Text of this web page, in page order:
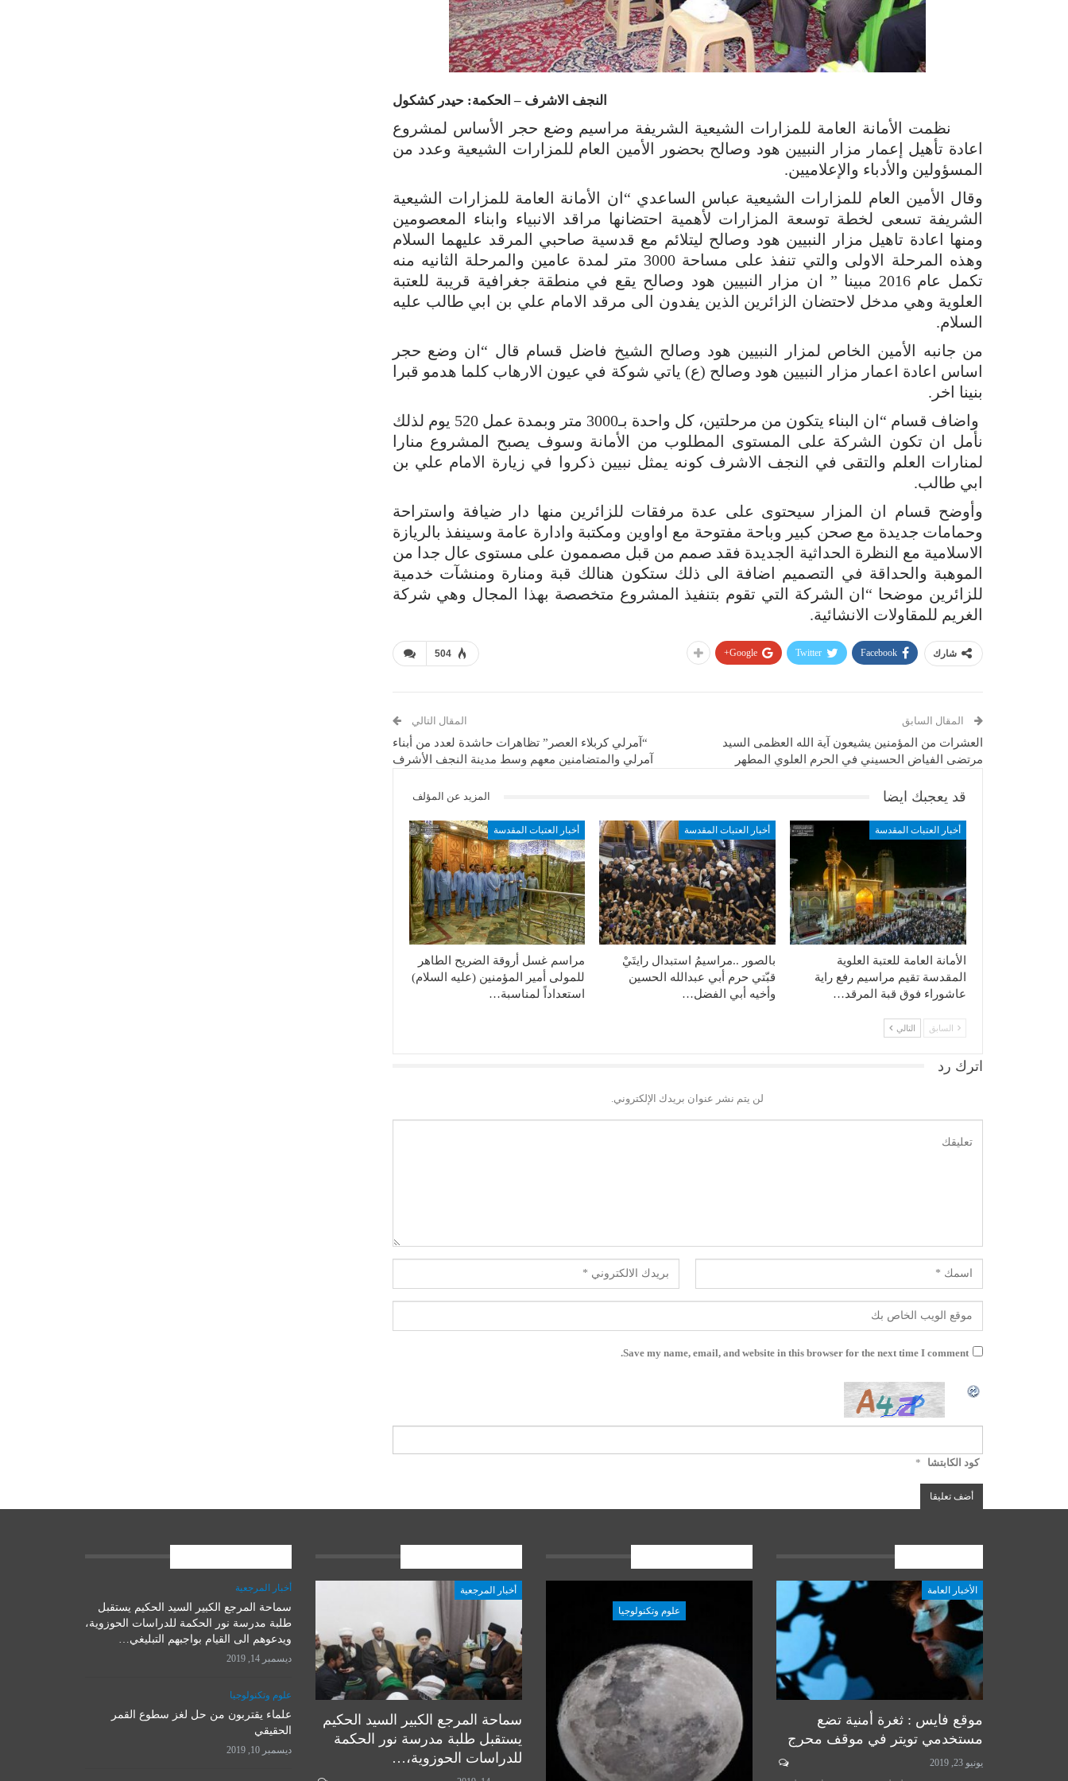
النجف الاشرف – الحكمة: حيدر كشكول
نظمت الأمانة العامة للمزارات الشيعية الشريفة مراسيم وضع حجر الأساس لمشروع
اعادة تأهيل إعمار مزار النبيين هود وصالح بحضور الأمين العام للمزارات الشيعية وعدد من
المسؤولين والأدباء والإعلاميين.
وقال الأمين العام للمزارات الشيعية عباس الساعدي “ان الأمانة العامة للمزارات الشيعية
الشريفة تسعى لخطة توسعة المزارات لأهمية احتضانها مراقد الانبياء وابناء المعصومين
ومنها اعادة تاهيل مزار النبيين هود وصالح ليتلائم مع قدسية صاحبي المرقد عليهما السلام
وهذه المرحلة الاولى والتي تنفذ على مساحة 3000 متر لمدة عامين والمرحلة الثانيه منه
تكمل عام 2016 مبينا ” ان مزار النبيين هود وصالح يقع في منطقة جغرافية قريبة للعتبة
العلوية وهي مدخل لاحتضان الزائرين الذين يفدون الى مرقد الامام علي بن ابي طالب عليه
السلام.
من جانبه الأمين الخاص لمزار النبيين هود وصالح الشيخ فاضل قسام قال “ان وضع حجر
اساس اعادة اعمار مزار النبيين هود وصالح (ع) ياتي شوكة في عيون الارهاب كلما هدمو قبرا
بنينا اخر.
واضاف قسام “ان البناء يتكون من مرحلتين، كل واحدة بـ3000 متر وبمدة عمل 520 يوم لذلك
نأمل ان تكون الشركة على المستوى المطلوب من الأمانة وسوف يصبح المشروع منارا
لمنارات العلم والتقى في النجف الاشرف كونه يمثل نبيين ذكروا في زيارة الامام علي بن
ابي طالب.
وأوضح قسام ان المزار سيحتوى على عدة مرفقات للزائرين منها دار ضيافة واستراحة
وحمامات جديدة مع صحن كبير وباحة مفتوحة مع اواوين ومكتبة وادارة عامة وسينفذ بالريازة
الاسلامية مع النظرة الحداثية الجديدة فقد صمم من قبل مصممون على مستوى عال جدا من
الموهبة والحداقة في التصميم اضافة الى ذلك ستكون هنالك قبة ومنارة ومنشآت خدمية
للزائرين موضحا “ان الشركة التي تقوم بتنفيذ المشروع متخصصة بهذا المجال وهي شركة
الغريم للمقاولات الانشائية.
504 شارك Facebook
Twitter
Google+
المقال السابق
العشرات من المؤمنين يشيعون آية الله العظمى السيد
مرتضى الفياض الحسيني في الحرم العلوي المطهر
المقال التالي
“آمرلي كربلاء العصر” تظاهرات حاشدة لعدد من أبناء
آمرلي والمتضامنين معهم وسط مدينة النجف الأشرف
قد يعجبك ايضا المزيد عن المؤلف
أخبار العتبات المقدسة
الأمانة العامة للعتبة العلوية
المقدسة تقيم مراسيم رفع راية
عاشوراء فوق قبة المرقد…
أخبار العتبات المقدسة
بالصور ..مراسيمُ استبدال رايتَيْ
قبّتي حرم أبي عبدالله الحسين
وأخيه أبي الفضل…
أخبار العتبات المقدسة
مراسم غسل أروقة الضريح الطاهر
للمولى أمير المؤمنين (عليه السلام)
استعداداً لمناسبة…
السابق التالي
اترك رد
لن يتم نشر عنوان بريدك الإلكتروني.
Save my name, email, and website in this browser for the next time I comment.
كود الكابتشا *
الأخبار العامة
موقع فايس : ثغرة أمنية تضع
مستخدمي تويتر في موقف محرج
يونيو 23, 2019
أخبار المرجعية
سماحة المرجع الكبير السيد
علوم وتكنولوجيا علوم وتكنولوجيا
أخبار المرجعية
سماحة المرجع الكبير السيد الحكيم
يستقبل طلبة مدرسة نور الحكمة
للدراسات الحوزوية،…
أخبار المرجعية
سماحة المرجع الكبير السيد الحكيم يستقبل
طلبة مدرسة نور الحكمة للدراسات الحوزوية،
ويدعوهم الى القيام بواجبهم التبليغي…
ديسمبر 14, 2019
علوم وتكنولوجيا
علماء يقتربون من حل لغز سطوع القمر
الحقيقي
ديسمبر 10, 2019